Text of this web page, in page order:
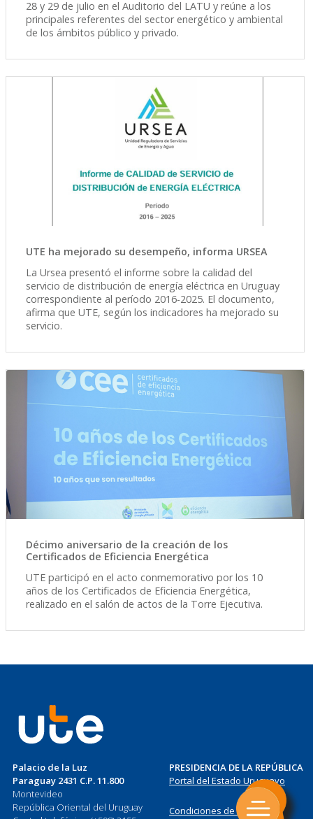
28 y 29 de julio en el Auditorio del LATU y reúne a los
principales referentes del sector energético y ambiental
de los ámbitos público y privado.
UTE ha mejorado su desempeño, informa URSEA
La Ursea presentó el informe sobre la calidad del
servicio de distribución de energía eléctrica en Uruguay
correspondiente al período 2016-2025. El documento,
afirma que UTE, según los indicadores ha mejorado su
servicio.
Décimo aniversario de la creación de los
Certificados de Eficiencia Energética
UTE participó en el acto conmemorativo por los 10
años de los Certificados de Eficiencia Energética,
realizado en el salón de actos de la Torre Ejecutiva.
Palacio de la Luz
Paraguay 2431 C.P. 11.800
Montevideo
República Oriental del Uruguay
PRESIDENCIA DE LA REPÚBLICA
Portal del Estado Uruguayo
Condiciones de Uso